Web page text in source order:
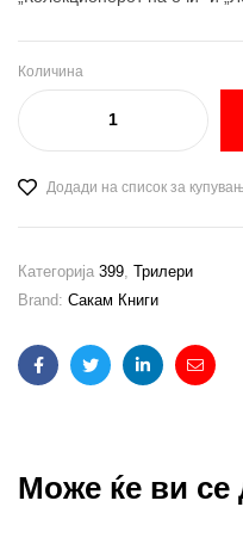
Количина
Додади на список за
Категорија 399 Трилери
Brand: Сакам Книги
FacebookTwitterLinkedinEmail
Може ќе ви се